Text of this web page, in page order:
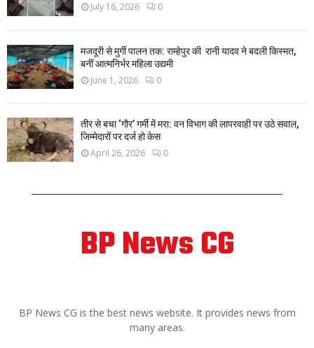
July 16, 2026 0
मजदूरी से मुर्गी पालन तक: राम्हेपुर की रानी यादव ने बदली किस्मत,
बनीं आत्मनिर्भर महिला उद्यमी
June 1, 2026 0
तीर से बचा ‘गौर’ गर्मी में मरा: वन विभाग की लापरवाही पर उठे सवाल,
जिम्मेदारों पर दर्ज हो केस
April 26, 2026 0
BP News CG
BP News CG is the best news website. It provides news from
many areas.